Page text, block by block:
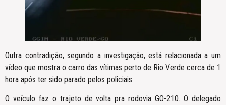
Outra contradição, segundo a investigação, está relacionada a um
vídeo que mostra o carro das vítimas perto de Rio Verde cerca de 1
hora após ter sido parado pelos policiais.
O veículo faz o trajeto de volta pra rodovia GO-210. O delegado